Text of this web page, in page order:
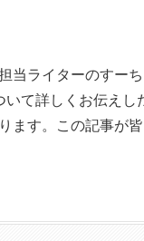
当ライターのすー
て詳しくお伝え
ます。この記事が